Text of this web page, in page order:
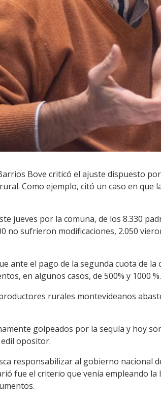
Bove criticó el ajuste dispuesto
Como ejemplo, citó un caso en que
jueves por la comuna, de los 8.330
no sufrieron modificaciones, 2.050
ante el pago de la segunda cuota de
en algunos casos, de 500% y 1000 %.
rurales montevideanos
golpeados por la sequía y hoy
opositor.
responsabilizar al gobierno nacional
fue el criterio que venía empleando